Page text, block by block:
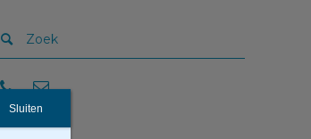
Sluiten